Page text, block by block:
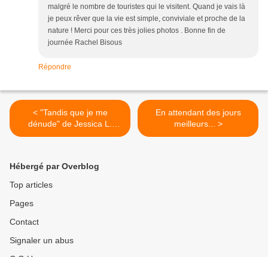
malgré le nombre de touristes qui le visitent. Quand je vais là
je peux rêver que la vie est simple, conviviale et proche de la
nature ! Merci pour ces très jolies photos . Bonne fin de
journée Rachel Bisous
Répondre
< "Tandis que je me
dénude" de Jessica L.
Nelson
En attendant des jours
meilleurs... >
Hébergé par Overblog
Top articles
Pages
Contact
Signaler un abus